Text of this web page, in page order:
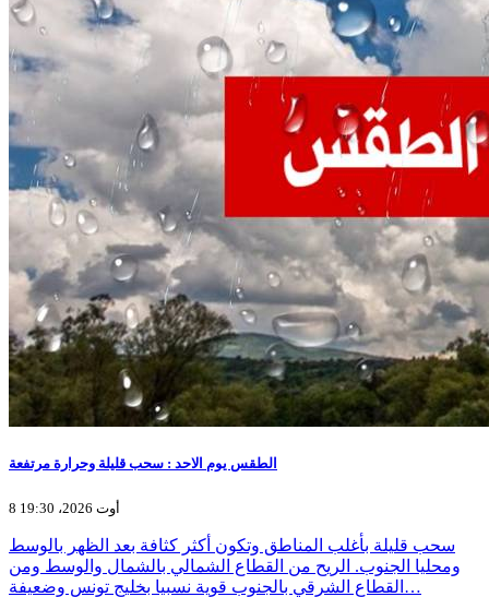
الطقس يوم الاحد : سحب قليلة وحرارة مرتفعة
8 أوت 2026، 19:30
سحب قليلة بأغلب المناطق وتكون أكثر كثافة بعد الظهر بالوسط
ومحليا الجنوب. الريح من القطاع الشمالي بالشمال والوسط ومن
القطاع الشرقي بالجنوب قوية نسبيا بخليج تونس وضعيفة…